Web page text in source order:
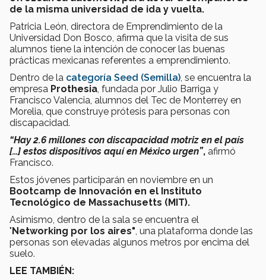
de la misma universidad de ida y vuelta.
Patricia León, directora de Emprendimiento de la
Universidad Don Bosco, afirma que la visita de sus
alumnos tiene la intención de conocer las buenas
prácticas mexicanas referentes a emprendimiento.
Dentro de la categoría Seed (Semilla) , se encuentra la
empresa Prothesia , fundada por Julio Barriga y
Francisco Valencia, alumnos del Tec de Monterrey en
Morelia, que construye prótesis para personas con
discapacidad.
“Hay 2.6 millones con discapacidad motriz en el país
[…] estos dispositivos aquí en México urgen”, afirmó
Francisco.
Estos jóvenes participarán en noviembre en un
Bootcamp de Innovación en el Instituto
Tecnológico de Massachusetts (MIT).
Asimismo, dentro de la sala se encuentra el
"Networking por los aires" , una plataforma donde las
personas son elevadas algunos metros por encima del
suelo.
LEE TAMBIÉN: